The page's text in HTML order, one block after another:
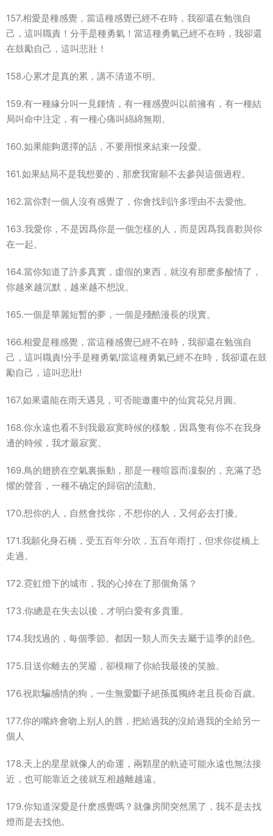
157.相愛是種感覺，當這種感覺已經不在時，我卻還在勉強自
己，這叫職責！分手是種勇氣！當這種勇氣已經不在時，我卻還
在鼓勵自己，這叫悲壯！
158.心累才是真的累，講不清道不明。
159.有一種緣分叫一見鍾情，有一種感覺叫以前擁有，有一種結
局叫命中注定，有一種心痛叫綿綿無期。
160.如果能夠選擇的話，不要用恨來結束一段愛。
161.如果結局不是我想要的，那麽我甯願不去參與這個過程。
162.當你對一個人沒有感覺了，你會找到許多理由不去愛他。
163.我愛你，不是因爲你是一個怎樣的人，而是因爲我喜歡與你
在一起。
164.當你知道了許多真實，虛假的東西，就沒有那麽多酸情了，
你越來越沉默，越來越不想說。
165.一個是華麗短暫的夢，一個是殘酷漫長的現實。
166.相愛是種感覺，當這種感覺已經不在時，我卻還在勉強自
己，這叫職責!分手是種勇氣!當這種勇氣已經不在時，我卻還在鼓
勵自己，這叫悲壯!
167.如果還能在雨天遇見，可否能邀畫中的仙賞花兒月圓。
168.你永遠也看不到我最寂寞時候的樣貌，因爲隻有你不在我身
邊的時候，我才最寂寞。
169.鳥的翅膀在空氣裏振動，那是一種喧嚣而凜裂的，充滿了恐
懼的聲音，一種不确定的歸宿的流動。
170.想你的人，自然會找你，不想你的人，又何必去打擾。
171.我願化身石橋，受五百年分吹，五百年雨打，但求你從橋上
走過。
172.霓虹燈下的城市，我的心掉在了那個角落？
173.你總是在失去以後，才明白愛有多貴重。
174.我找過的，每個季節。都因一類人而失去屬于這季的顔色。
175.目送你離去的哭靥，卻模糊了你給我最後的笑臉。
176.祝欺騙感情的狗，一生無愛斷子絕孫孤獨終老且長命百歲。
177.你的嘴終會吻上别人的唇，把給過我的沒給過我的全給另一
個人
178.天上的星星就像人的命運，兩顆星的軌迹可能永遠也無法接
近，也可能靠近之後就互相越離越遠。
179.你知道深愛是什麽感覺嗎？就像房間突然黑了，我不是去找
燈而是去找他。